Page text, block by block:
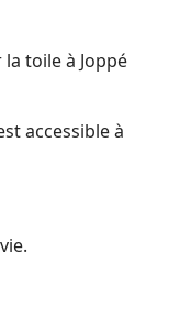
toile à Joppé
accessible à